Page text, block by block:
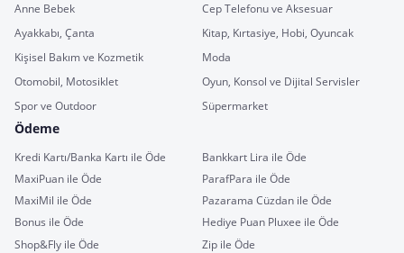
Anne Bebek
Cep Telefonu ve Aksesuar
Ayakkabı, Çanta
Kitap, Kırtasiye, Hobi, Oyuncak
Kişisel Bakım ve Kozmetik
Moda
Otomobil, Motosiklet
Oyun, Konsol ve Dijital Servisler
Spor ve Outdoor
Süpermarket
Ödeme
Kredi Kartı/Banka Kartı ile Öde
Bankkart Lira ile Öde
MaxiPuan ile Öde
ParafPara ile Öde
MaxiMil ile Öde
Pazarama Cüzdan ile Öde
Bonus ile Öde
Hediye Puan Pluxee ile Öde
Shop&Fly ile Öde
Zip ile Öde